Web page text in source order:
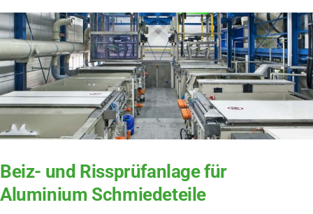
Beiz- und Rissprüf­anlage für
Aluminium Schmiedeteile